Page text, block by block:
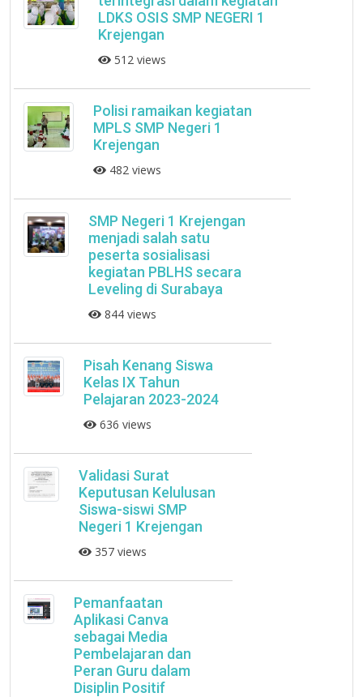
LDKS OSIS SMP NEGERI 1
Krejengan
512 views
Polisi ramaikan kegiatan
MPLS SMP Negeri 1
Krejengan
482 views
SMP Negeri 1 Krejengan
menjadi salah satu
peserta sosialisasi
kegiatan PBLHS secara
Leveling di Surabaya
844 views
Pisah Kenang Siswa
Kelas IX Tahun
Pelajaran 2023-2024
636 views
Validasi Surat
Keputusan Kelulusan
Siswa-siswi SMP
Negeri 1 Krejengan
357 views
Pemanfaatan
Aplikasi Canva
sebagai Media
Pembelajaran dan
Peran Guru dalam
Disiplin Positif